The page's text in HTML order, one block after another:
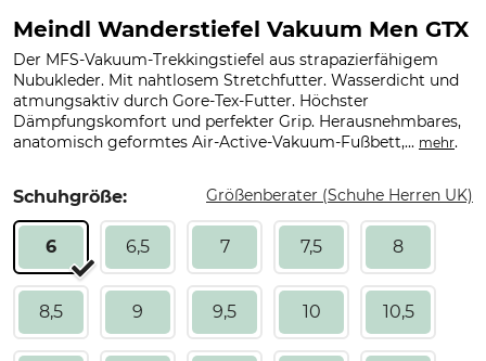
Meindl Wanderstiefel Vakuum Men GTX
Der MFS-Vakuum-Trekkingstiefel aus strapazierfähigem
Nubukleder. Mit nahtlosem Stretchfutter. Wasserdicht und
atmungsaktiv durch Gore-Tex-Futter. Höchster
Dämpfungskomfort und perfekter Grip. Herausnehmbares,
anatomisch geformtes Air-Active-Vakuum-Fußbett,... mehr.
Schuhgröße: Größenberater (Schuhe Herren UK)
6 6,5 7 7,5 8
8,5 9 9,5 10 10,5